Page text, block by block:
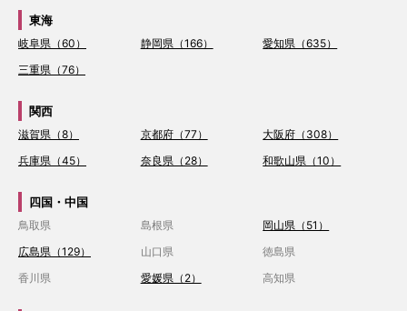
東海
岐阜県（60） 静岡県（166）
愛知県（635）
三重県（76）
関西
滋賀県（8） 京都府（77）
大阪府（308）
兵庫県（45）
奈良県（28） 和歌山県（10）
四国・中国
鳥取県 島根県
岡山県（51）
広島県（129）
山口県
徳島県
香川県
愛媛県（2） 高知県